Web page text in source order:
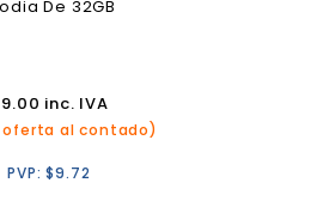
De 32GB
9.00 inc. IVA
oferta al contado)
PVP:$9.72